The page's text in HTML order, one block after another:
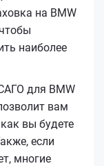
на BMW
наиболее
для BMW
вам
вы будете
если
многие